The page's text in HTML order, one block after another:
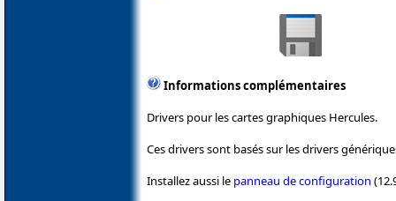
Informations complémentaires
Drivers pour les cartes graphiques Hercules.
Ces drivers sont basés sur les drivers
Installez aussi le panneau de configuration